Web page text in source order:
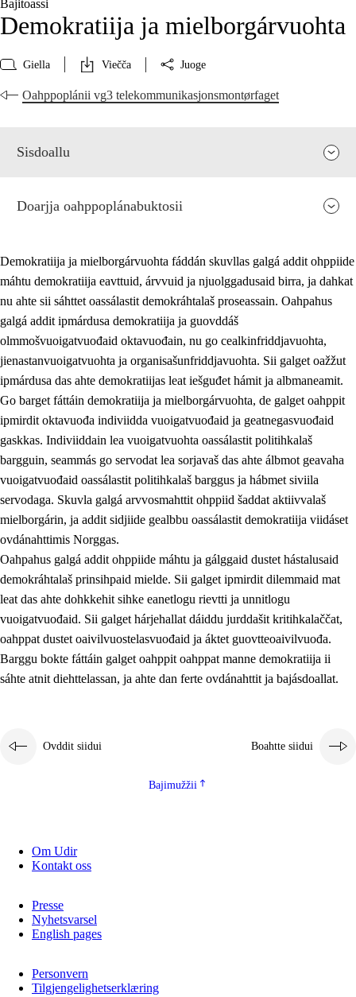
Bajitoassi
Demokratiija ja mielborgárvuohta
Giella Viečča Juoge
Oahppoplánii vg3 telekommunikasjonsmontørfaget
Sisdoallu
2. Oahppama prinsihpat, ovdáneapmi ja oahppahábmen
2.1 Sosiála oahppan ja ovdáneapmi
2.2 Gealbu fágain
2.3 Vuođđogálggat
2.4 Oahppat oahppat
Fágaidrasttideaddji fáttát
2.5 Fágaidrasttideaddji fáttát
2.5.1 Álbmotdearvvašvuohta ja eallimis birget
2.5.2 Demokratiija ja mielborgárvuohta
2.5.3 Guoddevaš ovdáneapmi
Doarjja oahppoplánabuktosii
Demokratiija ja mielborgárvuohta fáddán skuvllas galgá addit ohppiide
máhtu demokratiija eavttuid, árvvuid ja njuolggadusaid birra, ja dahkat
nu ahte sii sáhttet oassálastit demokráhtalaš proseassain. Oahpahus
galgá addit ipmárdusa demokratiija ja guovddáš
olmmošvuoigatvuođaid oktavuođain, nu go cealkinfriddjavuohta,
jienastanvuoigatvuohta ja organisašunfriddjavuohta. Sii galget oažžut
ipmárdusa das ahte demokratiijas leat iešguđet hámit ja albmaneamit.
Go barget fáttáin demokratiija ja mielborgárvuohta, de galget oahppit
ipmirdit oktavuođa indiviidda vuoigatvuođaid ja geatnegasvuođaid
gaskkas. Indiviiddain lea vuoigatvuohta oassálastit politihkalaš
bargguin, seammás go servodat lea sorjavaš das ahte álbmot geavaha
vuoigatvuođaid oassálastit politihkalaš barggus ja hábmet siviila
servodaga. Skuvla galgá arvvosmahttit ohppiid šaddat aktiivvalaš
mielborgárin, ja addit sidjiide gealbbu oassálastit demokratiija viidáset
ovdánahttimis Norggas.
Oahpahus galgá addit ohppiide máhtu ja gálggaid dustet hástalusaid
demokráhtalaš prinsihpaid mielde. Sii galget ipmirdit dilemmaid mat
leat das ahte dohkkehit sihke eanetlogu rievtti ja unnitlogu
vuoigatvuođaid. Sii galget hárjehallat dáiddu jurddašit kritihkalaččat,
oahppat dustet oaivilvuostelasvuođaid ja áktet guovtteoaivilvuođa.
Barggu bokte fáttáin galget oahppit oahppat manne demokratiija ii
sáhte atnit diehttelassan, ja ahte dan ferte ovdánahttit ja bajásdoallat.
Ovddit siidui Boahtte siidui
Bajimužžii
Om Udir
Kontakt oss
Presse
Nyhetsvarsel
English pages
Personvern
Tilgjengelighetserklæring